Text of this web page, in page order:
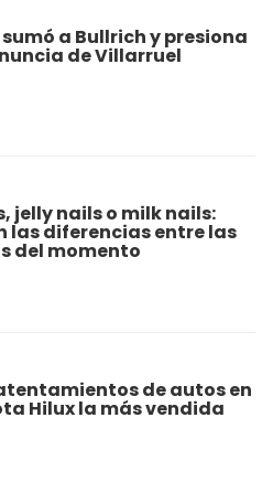
a Bullrich y presiona
de Villarruel
jelly nails o milk nails:
las diferencias entre las
del momento
de autos en
Hilux la más vendida